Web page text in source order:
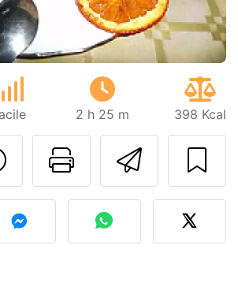
2 h 25 m 398 Kcal
Imprimer
Poser une
votre photo de